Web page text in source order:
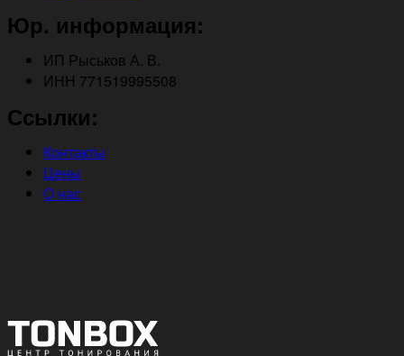
Юр. информация:
ИП Рыськов А. В.
ИНН 771519995508
Ссылки:
Контакты
Цены
О нас